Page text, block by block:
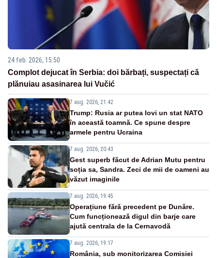
24 feb. 2026, 15:50
Complot dejucat în Serbia: doi bărbați, suspectați că
plănuiau asasinarea lui Vučić
7 aug. 2026, 21:42
Trump: Rusia ar putea lovi un stat NATO
în această toamnă. Ce spune despre
armele pentru Ucraina
7 aug. 2026, 20:43
Gest superb făcut de Adrian Mutu pentru
soția sa, Sandra. Zeci de mii de oameni au
văzut imaginile
7 aug. 2026, 19:45
Operațiune fără precedent pe Dunăre.
Cum funcționează digul din barje care
ajută centrala de la Cernavodă
7 aug. 2026, 19:17
România, sub monitorizarea Comisiei